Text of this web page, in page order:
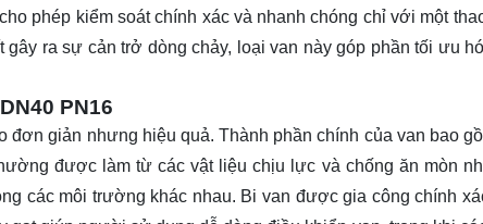
phép kiểm soát chính xác và nhanh chóng chỉ với một
ra sự cản trở dòng chảy, loại van này góp phần tối ưu
PN16
đơn giản nhưng hiệu quả. Thành phần chính của van bao
được làm từ các vật liệu chịu lực và chống ăn mòn
các môi trường khác nhau. Bi van được gia công chính